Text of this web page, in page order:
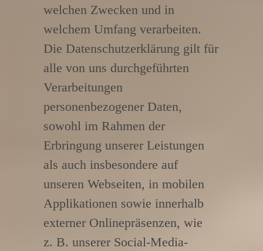
welchen Zwecken und in
welchem Umfang verarbeiten.
Die Datenschutzerklärung gilt für
alle von uns durchgeführten
Verarbeitungen
personenbezogener Daten,
sowohl im Rahmen der
Erbringung unserer Leistungen
als auch insbesondere auf
unseren Webseiten, in mobilen
Applikationen sowie innerhalb
externer Onlinepräsenzen, wie
z. B. unserer Social-Media-